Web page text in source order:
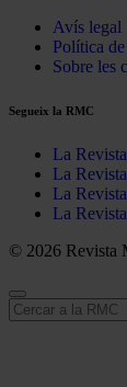
Avís legal
Política
Sobre les
Segueix la RMC
La
La
La
La
© 2026 Revista